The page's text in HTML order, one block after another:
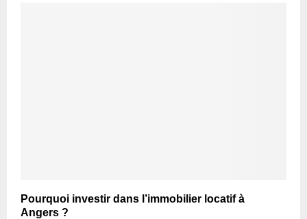
Pourquoi investir dans l’immobilier locatif à
Angers ?